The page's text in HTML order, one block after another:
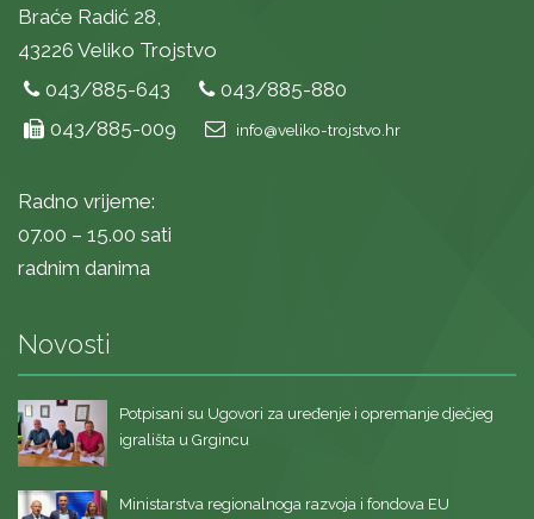
Braće Radić 28,
43226 Veliko Trojstvo
043/885-643
043/885-880
043/885-009
info@veliko-trojstvo.hr
Radno vrijeme:
07.00 – 15.00 sati
radnim danima
Novosti
Potpisani su Ugovori za uređenje i opremanje dječjeg
igrališta u Grgincu
Ministarstva regionalnoga razvoja i fondova EU